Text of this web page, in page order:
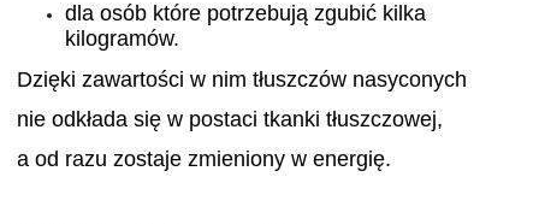
dla osób które potrzebują zgubić kilka
kilogramów.
Dzięki zawartości w nim tłuszczów nasyconych
nie odkłada się w postaci tkanki tłuszczowej,
a od razu zostaje zmieniony w energię.